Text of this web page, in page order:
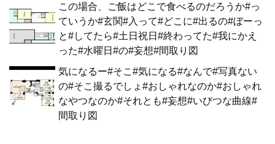
この場合、ご飯はどこで食べるのだろうか#っ
ていうか#玄関#入って#どこに#出るの#ぼーっ
と#してたら#土日祝日#終わってた#我にかえ
った#水曜日#の#妄想#間取り図
気になるー#そこ#気になる#なんで#写真ない
の#そこ撮るでしょ#おしゃれなのか#おしゃれ
なやつなのか#それとも#妄想#いびつな曲線#
間取り図